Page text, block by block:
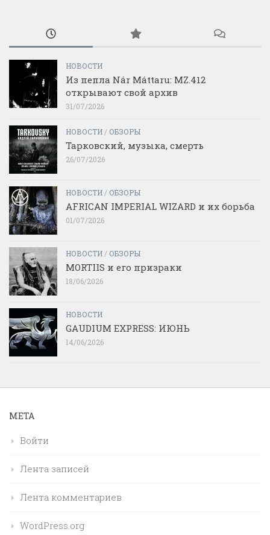
НОВОСТИ
Из пепла Nár Máttaru: MZ.412
открывают свой архив
31/07/2026
НОВОСТИ / ОБЗОРЫ
Тарковский, музыка, смерть
26/07/2026
НОВОСТИ / ОБЗОРЫ
AFRICAN IMPERIAL WIZARD и их борьба
01/07/2026
НОВОСТИ / ОБЗОРЫ
MORTIIS и его призраки
18/06/2026
НОВОСТИ
GAUDIUM EXPRESS: ИЮНЬ
14/06/2026
МЕТА
Войти
Лента записей
Лента комментариев
WordPress.org